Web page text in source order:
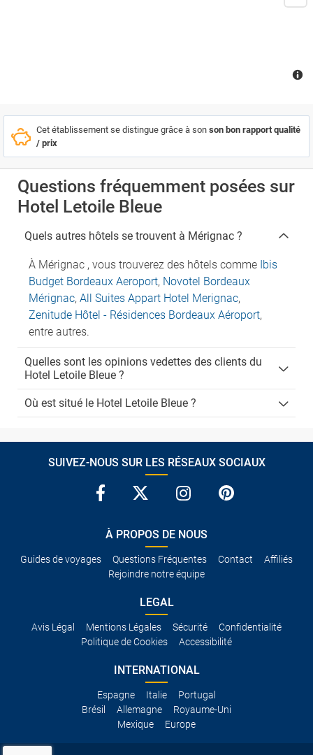
Cet établissement se distingue grâce à son son bon rapport qualité
/ prix
Questions fréquemment posées sur
Hotel Letoile Bleue
Quels autres hôtels se trouvent à Mérignac ?
À Mérignac , vous trouverez des hôtels comme Ibis
Budget Bordeaux Aeroport, Novotel Bordeaux
Mérignac, All Suites Appart Hotel Merignac,
Zenitude Hôtel - Résidences Bordeaux Aéroport,
entre autres.
Quelles sont les opinions vedettes des clients du
Hotel Letoile Bleue ?
Où est situé le Hotel Letoile Bleue ?
SUIVEZ-NOUS SUR LES RÉSEAUX SOCIAUX
À PROPOS DE NOUS
Guides de voyages Questions Fréquentes Contact
Affiliés
Rejoindre notre équipe
LEGAL
Avis Légal Mentions Légales Sécurité
Confidentialité
Politique de Cookies
Accessibilité
INTERNATIONAL
Espagne Italie
Portugal
Brésil
Allemagne
Royaume-Uni
Mexique
Europe